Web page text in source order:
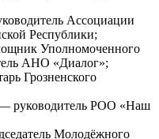
Ассоциации
Республики;
Уполномоченного
АНО «Диалог»;
Грозненского
— руководитель РОО «Наш
Молодёжного